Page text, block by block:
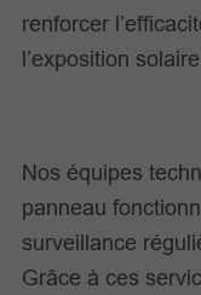
renforcer
l’exposition
Nos équipes
panneau
surveillance
Grâce à ces